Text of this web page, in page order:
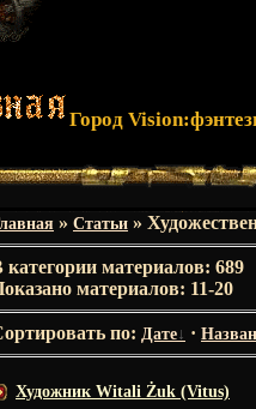
Город
» Статьи »
категории материалов: 689
материалов: 11-20
по: Дате ·
Художник Witali Żuk (Vitus)